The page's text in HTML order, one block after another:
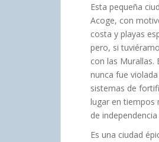
Esta pequeña
Acoge, con
costa y playas
pero, si
con las Murallas.
nunca fue
sistemas de
lugar en tiempos
de
Es una ciudad